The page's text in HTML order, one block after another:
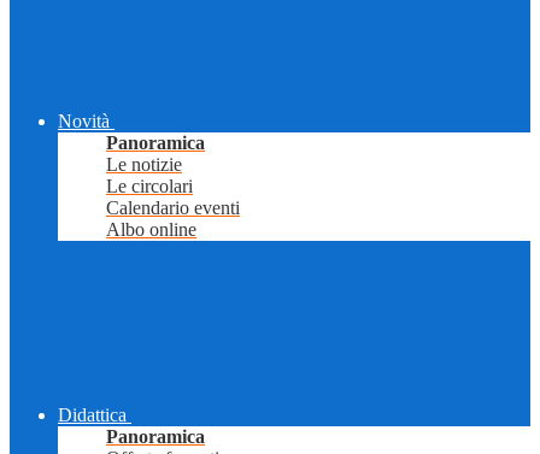
Novità
Panoramica
Le notizie
Le circolari
Calendario eventi
Albo online
Didattica
Panoramica